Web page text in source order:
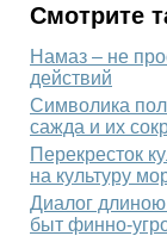
Смотрите
Намаз – не
действий
Символика
сажда и их
Перекресток
на культуру
Диалог длиною
быт финно-